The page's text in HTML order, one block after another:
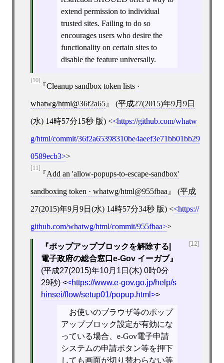
extend permission to individual
trusted sites. Failing to do so
encourages users who desire the
functionality on certain sites to
disable the feature universally.
[10]
Cleanup sandbox token lists ·
whatwg/html@36f2a65 (平成27(2015)年9月9日
(水) 14時57分15秒版) < https://github.com/whatw
g/html/commit/36f2a65398310be4aeef3e71bb01bb29
0589ecb3 >
[11]
Add an 'allow-popups-to-escape-sandbox'
sandboxing token · whatwg/html@955fbaa (平成
27(2015)年9月9日(水) 14時57分34秒版) < https://
github.com/whatwg/html/commit/955fbaa >
[12]
ポップアップブロックを解除する|
電子政府の総合窓口e-Gov イーガブ
(平成27(2015)年10月1日(木) 0時0分
29秒) < https://www.e-gov.go.jp/help/s
hinsei/flow/setup01/popup.html
>
お使いのブラウザ等のポップ
アップブロック設定が有効にな
っている場合、e-Gov電子申請
システムの申請ボタン等を押下
しても画面が切り替わらない等